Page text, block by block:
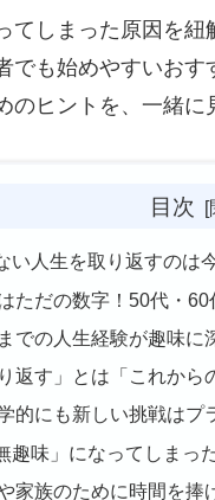
てしまった原因を
でも始めやすいお
ヒントを、一緒に
目次
い人生を取り返すのは
ただの数字！50代・
での人生経験が趣味に
り返す」とは「これか
的にも新しい挑戦はプ
趣味」になってしまっ
家族のために時間を捧